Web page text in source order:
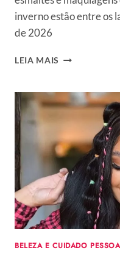
inverno estão entre os
de 2026
LEIA MAIS
DE
MAIO
20
PRODUTOS
QUE
VALEM
A
PENA
COLOCAR
SUA
BELEZA E CUIDADO